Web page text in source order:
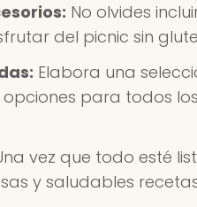
No olvides
del picnic sin
Elabora una
para todos
vez que todo esté
y saludables